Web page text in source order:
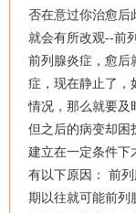
否在意过你治愈后
就会有所改观--
前列腺炎症，愈后
症，现在静止了，
情况，那么就要
但之后的病变却困
建立在一定条件下
有以下原因： 前
期以往就可能前列